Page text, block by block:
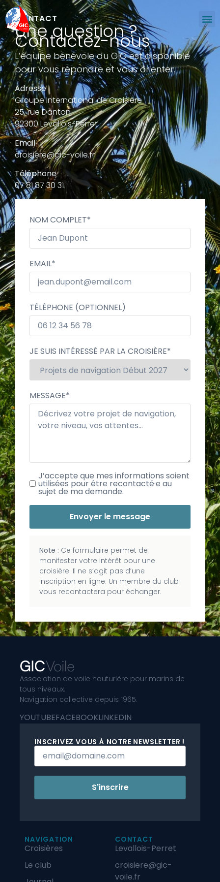
CONTACT
Une question ?
Contactez-nous
L’équipe bénévole du GIC est disponible
pour vous répondre et vous orienter.
Adresse
Groupe International de Croisière
25, rue Danton
92300 Levallois-Perret
Email
croisiere@gic-voile.fr
Téléphone
07 81 87 30 31
NOM COMPLET*
EMAIL*
TÉLÉPHONE (OPTIONNEL)
JE SUIS INTÉRESSÉ PAR LA CROISIÈRE*
MESSAGE*
J’accepte que mes informations soient
utilisées pour être recontacté·e au
sujet de ma demande.
Envoyer le message
Note : Ce formulaire permet de
manifester votre intérêt pour une
croisière. Il ne s’agit pas d’une
inscription en ligne. Un membre du club
vous recontactera pour échanger.
Association de voile hauturière pour marins de
tous niveaux.
Navigation collective depuis 1965.
YOUTUBEFACEBOOKLINKEDIN
INSCRIVEZ VOUS À NOTRE NEWSLETTER !
S'inscrire
NAVIGATION
Croisières
Le club
CONTACT
Levallois-Perret
croisiere@gic-
voile.fr